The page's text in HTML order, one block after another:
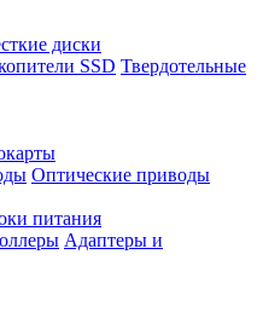
диски
Твердотельные
Оптические приводы
питания
Адаптеры и